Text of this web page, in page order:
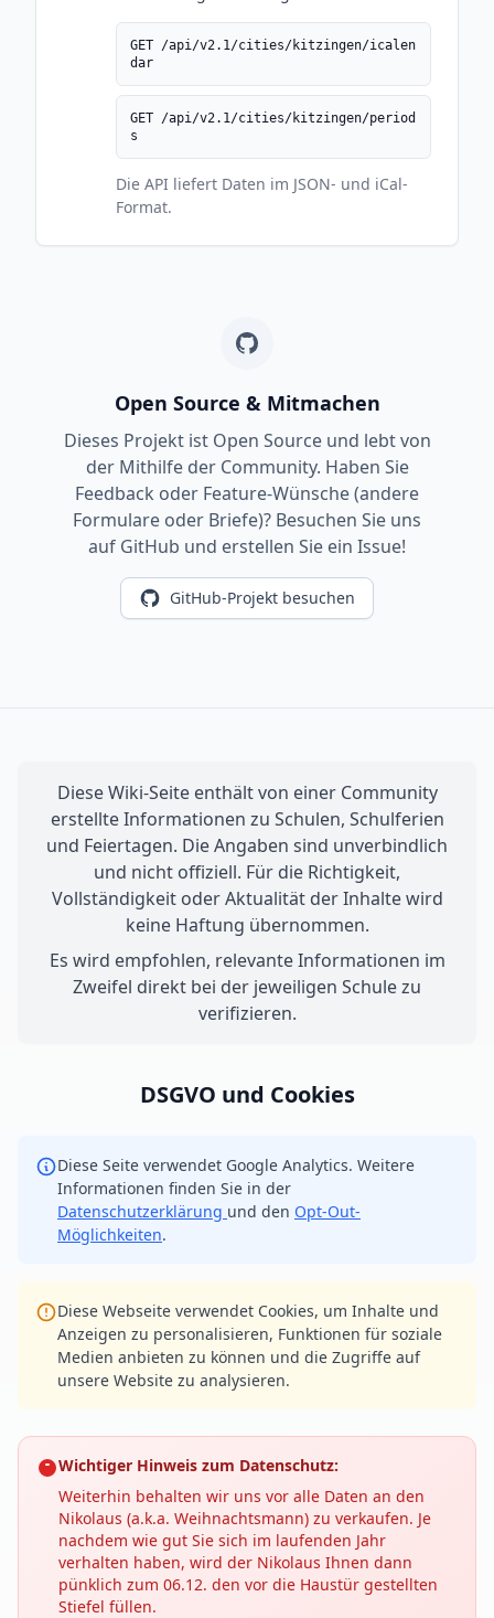
GET /api/v2.1/cities/kitzingen/icalen
dar
GET /api/v2.1/cities/kitzingen/period
s
Die API liefert Daten im JSON- und iCal-
Format.
Open Source & Mitmachen
Dieses Projekt ist Open Source und lebt von
der Mithilfe der Community. Haben Sie
Feedback oder Feature-Wünsche (andere
Formulare oder Briefe)? Besuchen Sie uns
auf GitHub und erstellen Sie ein Issue!
GitHub-Projekt besuchen
Diese Wiki-Seite enthält von einer Community
erstellte Informationen zu Schulen, Schulferien
und Feiertagen. Die Angaben sind unverbindlich
und nicht offiziell. Für die Richtigkeit,
Vollständigkeit oder Aktualität der Inhalte wird
keine Haftung übernommen.
Es wird empfohlen, relevante Informationen im
Zweifel direkt bei der jeweiligen Schule zu
verifizieren.
DSGVO und Cookies
Diese Seite verwendet Google Analytics. Weitere
Informationen finden Sie in der
Datenschutzerklärung und den Opt-Out-
Möglichkeiten.
Diese Webseite verwendet Cookies, um Inhalte und
Anzeigen zu personalisieren, Funktionen für soziale
Medien anbieten zu können und die Zugriffe auf
unsere Website zu analysieren.
Wichtiger Hinweis zum Datenschutz:
Weiterhin behalten wir uns vor alle Daten an den
Nikolaus (a.k.a. Weihnachtsmann) zu verkaufen. Je
nachdem wie gut Sie sich im laufenden Jahr
verhalten haben, wird der Nikolaus Ihnen dann
pünklich zum 06.12. den vor die Haustür gestellten
Stiefel füllen.